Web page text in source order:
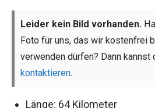
Leider kein Bild vorhanden.
Foto für uns, das wir kostenfrei
verwenden dürfen? Dann kannst
kontaktieren.
Länge: 64 Kilometer